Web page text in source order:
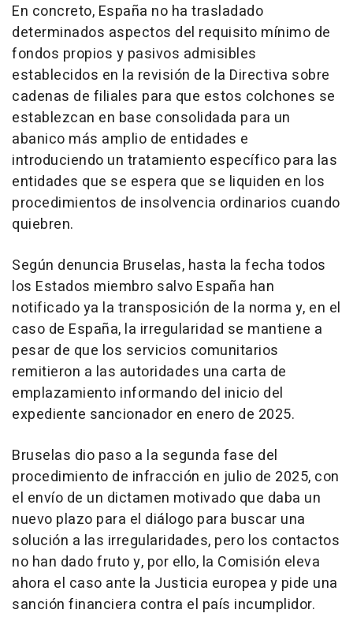
En concreto, España no ha trasladado
determinados aspectos del requisito mínimo de
fondos propios y pasivos admisibles
establecidos en la revisión de la Directiva sobre
cadenas de filiales para que estos colchones se
establezcan en base consolidada para un
abanico más amplio de entidades e
introduciendo un tratamiento específico para las
entidades que se espera que se liquiden en los
procedimientos de insolvencia ordinarios cuando
quiebren.
Según denuncia Bruselas, hasta la fecha todos
los Estados miembro salvo España han
notificado ya la transposición de la norma y, en el
caso de España, la irregularidad se mantiene a
pesar de que los servicios comunitarios
remitieron a las autoridades una carta de
emplazamiento informando del inicio del
expediente sancionador en enero de 2025.
Bruselas dio paso a la segunda fase del
procedimiento de infracción en julio de 2025, con
el envío de un dictamen motivado que daba un
nuevo plazo para el diálogo para buscar una
solución a las irregularidades, pero los contactos
no han dado fruto y, por ello, la Comisión eleva
ahora el caso ante la Justicia europea y pide una
sanción financiera contra el país incumplidor.